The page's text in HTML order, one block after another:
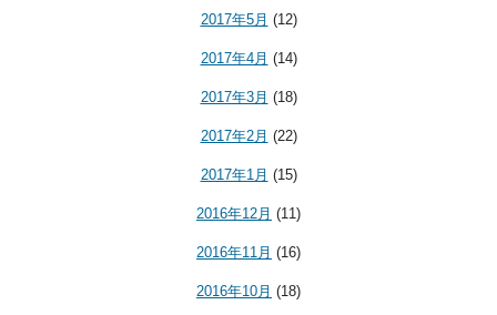
2017年5月 (12)
2017年4月 (14)
2017年3月 (18)
2017年2月 (22)
2017年1月 (15)
2016年12月 (11)
2016年11月 (16)
2016年10月 (18)